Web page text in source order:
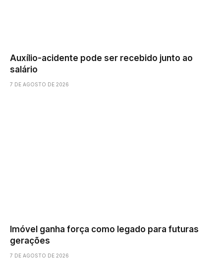
Auxílio-acidente pode ser recebido junto ao
salário
7 DE AGOSTO DE 2026
Imóvel ganha força como legado para futuras
gerações
7 DE AGOSTO DE 2026